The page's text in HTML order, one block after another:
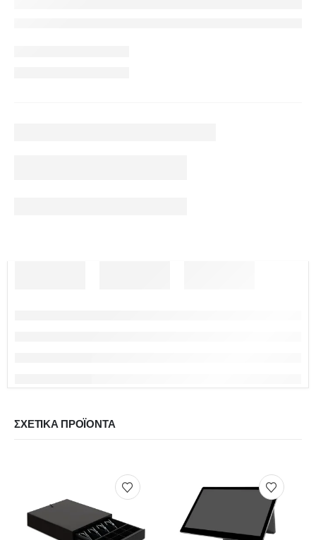
ΣΧΕΤΙΚΆ ΠΡΟΪΌΝΤΑ